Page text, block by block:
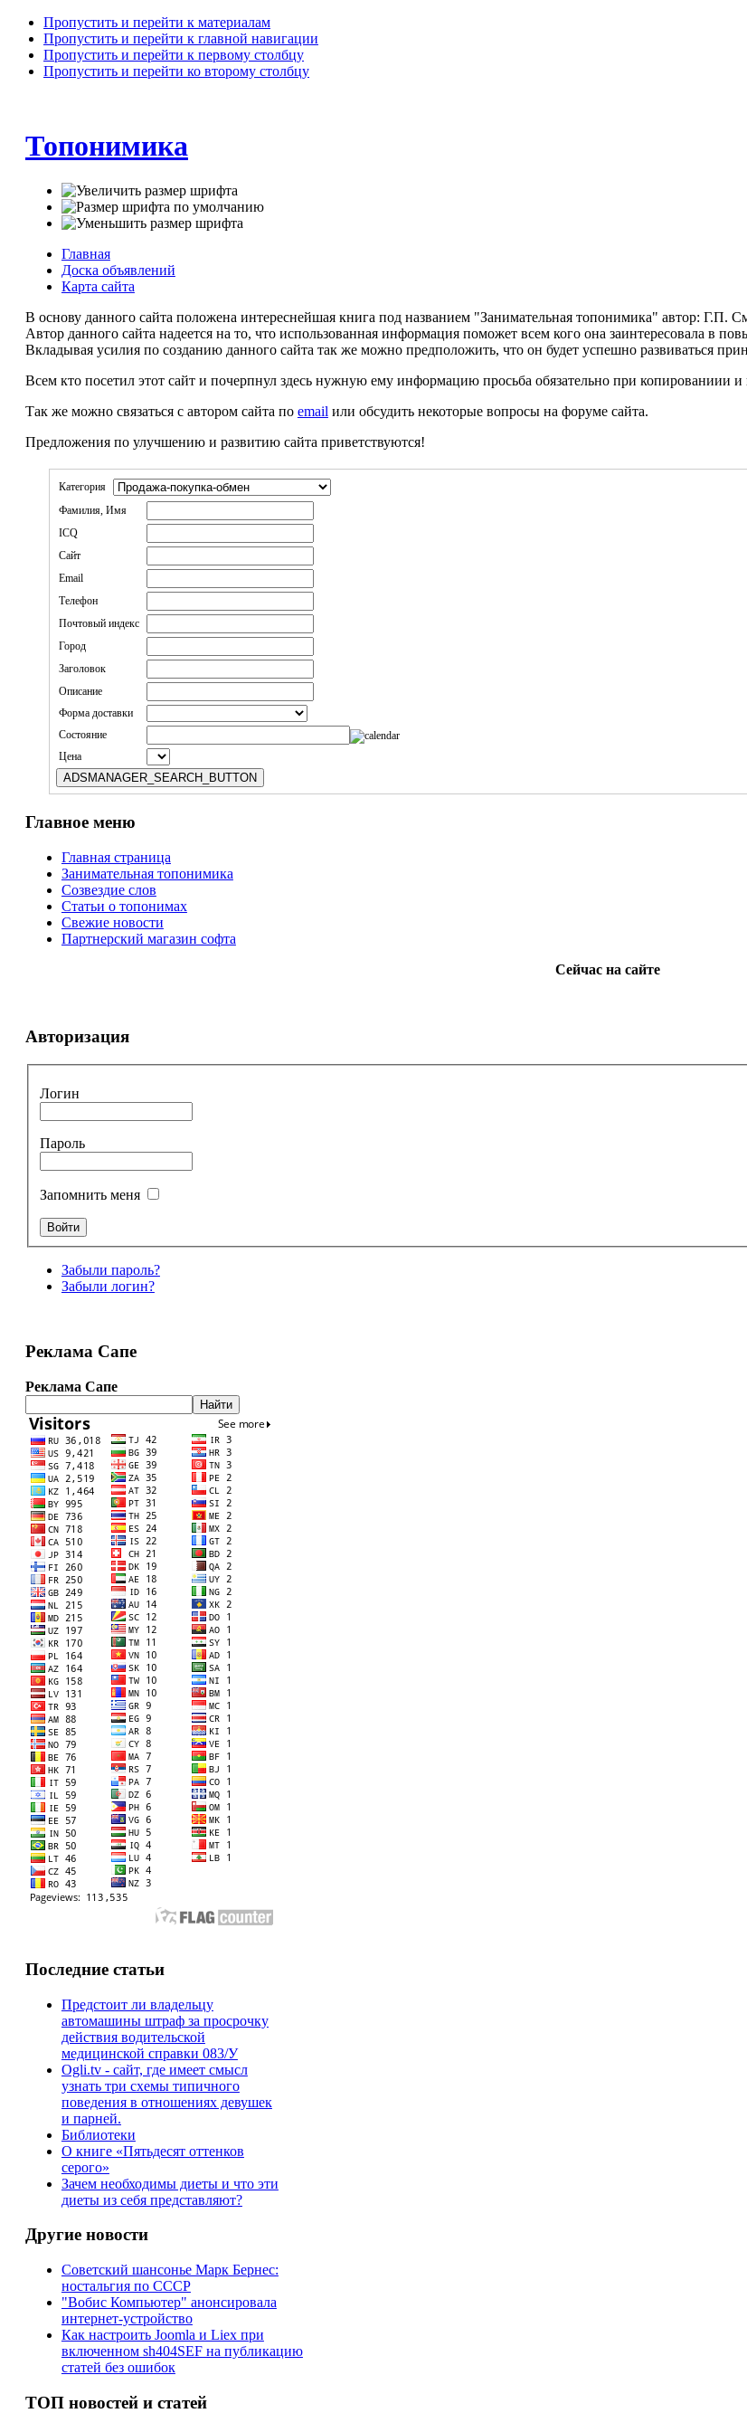
Пропустить и перейти к материалам
Пропустить и перейти к главной навигации
Пропустить и перейти к первому столбцу
Пропустить и перейти ко второму столбцу
Топонимика
Главная
Доска объявлений
Карта сайта
В основу данного сайта положена интереснейшая книга под названием "Занимательная топонимика" автор: Г.П.
Автор данного сайта надеется на то, что использованная информация поможет всем кого она заинтересовала в
Вкладывая усилия по созданию данного сайта так же можно предположить, что он будет успешно развиваться
Всем кто посетил этот сайт и почерпнул здесь нужную ему информацию просьба обязательно при копированиии и
Так же можно связаться с автором сайта по email или обсудить некоторые вопросы на форуме сайта.
Предложения по улучшению и развитию сайта приветствуются!
Категория
Фамилия, Имя
ICQ
Сайт
Email
Телефон
Почтовый индекс
Город
Заголовок
Описание
Форма доставки
Состояние
Цена
Главное меню
Главная страница
Занимательная топонимика
Созвездие слов
Статьи о топонимах
Свежие новости
Партнерский магазин софта
Сейчас на сайте
Авторизация
Логин
Пароль
Запомнить меня
Забыли пароль?
Забыли логин?
Реклама Сапе
Реклама Сапе
Последние статьи
Предстоит ли владельцу
автомашины штраф за просрочку
действия водительской
медицинской справки 083/У
Ogli.tv - сайт, где имеет смысл
узнать три схемы типичного
поведения в отношениях девушек
и парней.
Библиотеки
О книге «Пятьдесят оттенков
серого»
Зачем необходимы диеты и что эти
диеты из себя представляют?
Другие новости
Советский шансонье Марк Бернес:
ностальгия по СССР
"Вобис Компьютер" анонсировала
интернет-устройство
Как настроить Joomla и Liex при
включенном sh404SEF на публикацию
статей без ошибок
ТОП новостей и статей